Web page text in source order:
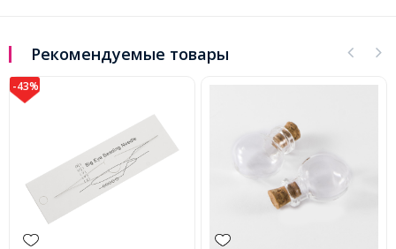
Рекомендуемые товары